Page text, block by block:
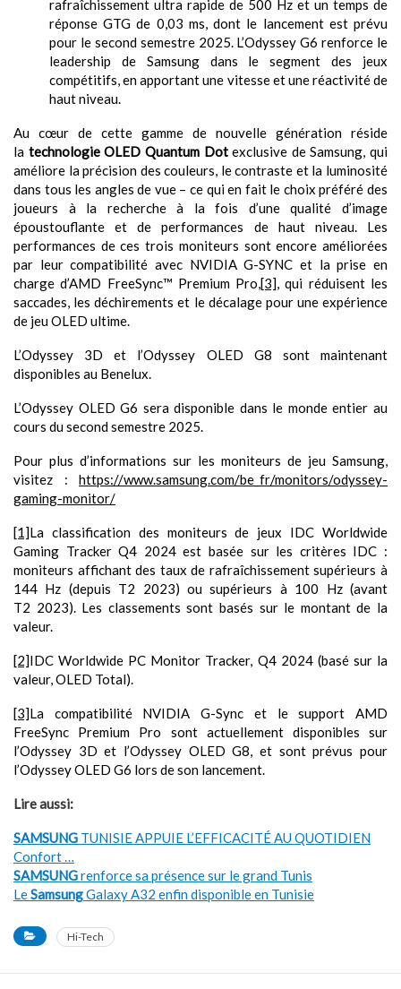
rafraîchissement ultra rapide de 500 Hz et un temps de
réponse GTG de 0,03 ms, dont le lancement est prévu
pour le second semestre 2025. L’Odyssey G6 renforce le
leadership de Samsung dans le segment des jeux
compétitifs, en apportant une vitesse et une réactivité de
haut niveau.
Au cœur de cette gamme de nouvelle génération réside
la technologie OLED Quantum Dotexclusive de Samsung, qui
améliore la précision des couleurs, le contraste et la luminosité
dans tous les angles de vue – ce qui en fait le choix préféré des
joueurs à la recherche à la fois d’une qualité d’image
époustouflante et de performances de haut niveau. Les
performances de ces trois moniteurs sont encore améliorées
par leur compatibilité avec NVIDIA G-SYNC et la prise en
charge d’AMD FreeSync™ Premium Pro,[3], qui réduisent les
saccades, les déchirements et le décalage pour une expérience
de jeu OLED ultime.
L’Odyssey 3D et l’Odyssey OLED G8 sont maintenant
disponibles au Benelux.
L’Odyssey OLED G6 sera disponible dans le monde entier au
cours du second semestre 2025.
Pour plus d’informations sur les moniteurs de jeu Samsung,
visitez : https://www.samsung.com/be_fr/monitors/odyssey-
gaming-monitor/
[1]La classification des moniteurs de jeux IDC Worldwide
Gaming Tracker Q4 2024 est basée sur les critères IDC :
moniteurs affichant des taux de rafraîchissement supérieurs à
144 Hz (depuis T2 2023) ou supérieurs à 100 Hz (avant
T2 2023). Les classements sont basés sur le montant de la
valeur.
[2]IDC Worldwide PC Monitor Tracker, Q4 2024 (basé sur la
valeur, OLED Total).
[3]La compatibilité NVIDIA G-Sync et le support AMD
FreeSync Premium Pro sont actuellement disponibles sur
l’Odyssey 3D et l’Odyssey OLED G8, et sont prévus pour
l’Odyssey OLED G6 lors de son lancement.
Lire aussi:
SAMSUNG TUNISIE APPUIE L’EFFICACITÉ AU QUOTIDIEN
Confort …
SAMSUNGrenforce sa présence sur le grand Tunis
LeSamsungGalaxy A32 enfin disponible en Tunisie
Hi-Tech